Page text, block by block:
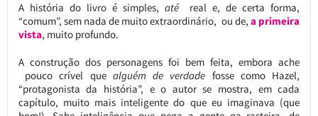
A história do livro é simples, atéreal e, de certa forma,
“comum”, sem nada de muito extraordinário, ou de,a primeira
vista, muito profundo.
A construção dos personagens foi bem feita, embora ache
pouco crível quealguém de verdade fosse como Hazel,
“protagonista da história”, e o autor se mostra, em cada
capítulo, muito mais inteligente do que eu imaginava (que